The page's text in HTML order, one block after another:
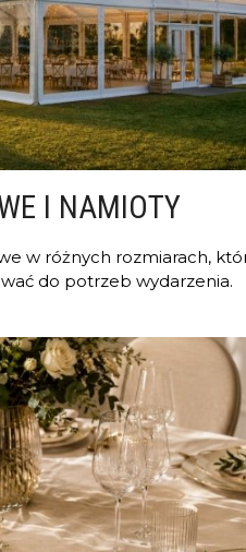
I NAMIOTY
w różnych rozmiarach,
do potrzeb wydarzenia.